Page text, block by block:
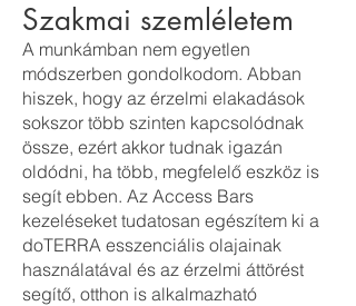
Szakmai szemléletem
A munkámban nem egyetlen
módszerben gondolkodom. Abban
hiszek, hogy az érzelmi elakadások
sokszor több szinten kapcsolódnak
össze, ezért akkor tudnak igazán
oldódni, ha több, megfelelő eszköz is
segít ebben. Az Access Bars
kezeléseket tudatosan egészítem ki a
doTERRA esszenciális olajainak
használatával és az érzelmi áttörést
segítő, otthon is alkalmazható